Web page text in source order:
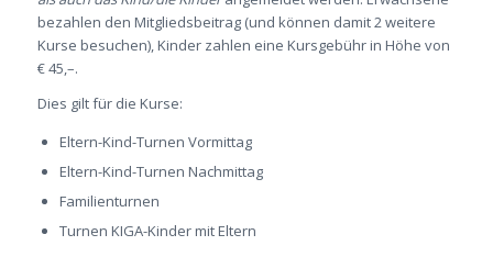
bezahlen den Mitgliedsbeitrag (und können damit 2 weitere
Kurse besuchen), Kinder zahlen eine Kursgebühr in Höhe von
€ 45,–.
Dies gilt für die Kurse:
Eltern-Kind-Turnen Vormittag
Eltern-Kind-Turnen Nachmittag
Familienturnen
Turnen KIGA-Kinder mit Eltern